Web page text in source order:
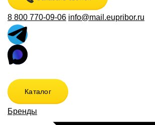
8 800 770-09-06 info@mail.eupribor.ru
Каталог
Бренды